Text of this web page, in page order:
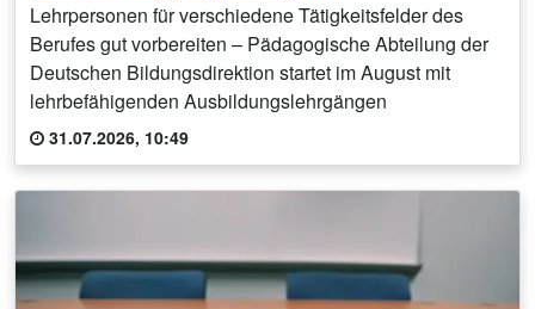
Lehrpersonen für verschiedene Tätigkeitsfelder des
Berufes gut vorbereiten – Pädagogische Abteilung der
Deutschen Bildungsdirektion startet im August mit
lehrbefähigenden Ausbildungslehrgängen
31.07.2026, 10:49